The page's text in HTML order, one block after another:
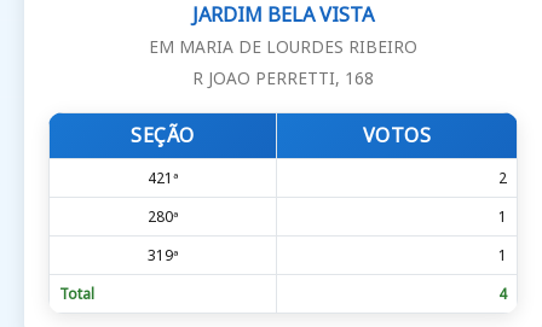
JARDIM BELA VISTA
EM MARIA DE LOURDES RIBEIRO
R JOAO PERRETTI, 168
SEÇÃO VOTOS
421ª
2
280ª
1
319ª
1
Total
4